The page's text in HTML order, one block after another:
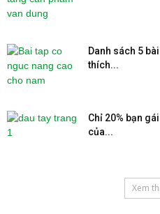
Danh sách 5
thích...
Chỉ 20% bạn
của...
Xem